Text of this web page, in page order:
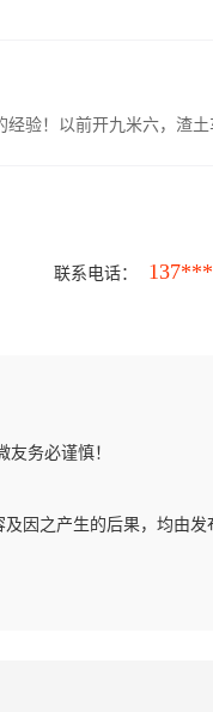
经验！以前开九米六，渣土
联系电话：
务必谨慎！
因之产生的后果，均由发